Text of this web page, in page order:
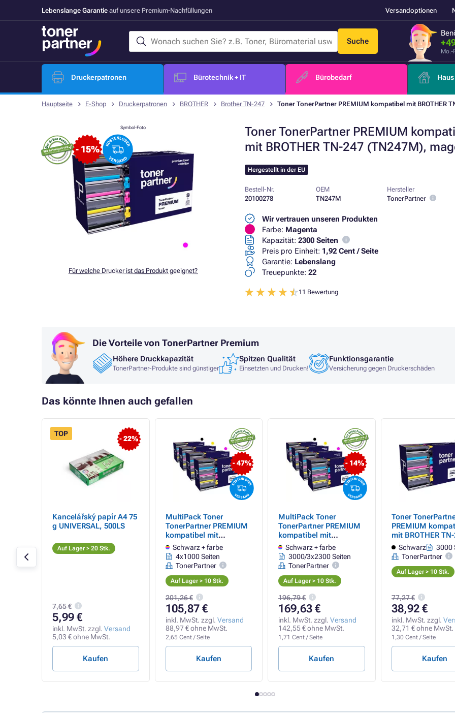
Lebenslange Garantie auf unsere Premium-Nachfüllungen Versandoptionen
Suche
Mo.-
Druckerpatronen Bürotechnik + IT Bürobedarf
Hauptseite E-Shop Druckerpatronen BROTHER Brother TN-247 Toner TonerPartner PREMIUM kompatibel mit BROTHER
Toner TonerPartner PREMIUM
mit BROTHER TN-247 (TN247M),
- 15%
Symbol-Foto
Für welche Drucker ist das Produkt geeignet?
Hergestellt in der EU
Bestell-Nr.
20100278
OEM
TN247M
Hersteller
TonerPartner
Wir vertrauen unseren Produkten
Farbe: Magenta
Kapazität: 2300 Seiten
Preis pro Einheit: 1,92 Cent / Seite
Garantie: Lebenslang
Treuepunkte: 22
11 Bewertung
Die Vorteile von TonerPartner Premium
Höhere Druckkapazität
TonerPartner-Produkte sind günstiger
Spitzen Qualität
Einsetzten und Drucken!
Funktionsgarantie
Versicherung gegen Druckerschäden
Das könnte Ihnen auch gefallen
- 22%
TOP
Kancelářský papír A4 75
g UNIVERSAL, 500LS
Auf Lager > 20 Stk.
7,65 €
5,99 €
inkl. MwSt. zzgl. Versand
5,03 € ohne MwSt.
Kaufen
- 47%
MultiPack Toner
TonerPartner PREMIUM
kompatibel mit
BROTHER TN-243
(TN243CMYK), black +
color (schwarz + farbe)
Schwarz + farbe
4x1000 Seiten
TonerPartner
Auf Lager > 10 Stk.
201,26 €
105,87 €
inkl. MwSt. zzgl. Versand
88,97 € ohne MwSt.
2,65 Cent / Seite
Kaufen
- 14%
MultiPack Toner
TonerPartner PREMIUM
kompatibel mit
BROTHER TN-247
(TN247BK, TN247C,
TN247M, TN247Y),
black + color (schwarz +
farbe)
Schwarz + farbe
3000/3x2300 Seiten
TonerPartner
Auf Lager > 10 Stk.
196,79 €
169,63 €
inkl. MwSt. zzgl. Versand
142,55 € ohne MwSt.
1,71 Cent / Seite
Kaufen
Toner
PREMIUM
mit BROTHER
(TN247BK), black
(schwarz )
Schwarz
3000
TonerPartner
Auf Lager > 10 Stk.
77,27 €
38,92 €
inkl. MwSt. zzgl.
32,71 € ohne MwSt.
1,30 Cent / Seite
Kaufen